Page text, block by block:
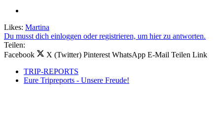
Likes: Martina
Du musst dich einloggen oder registrieren, um hier zu antworten.
Teilen:
Facebook
X (Twitter) Pinterest WhatsApp E-Mail Teilen Link
TRIP-REPORTS
Eure Tripreports - Unsere Freude!